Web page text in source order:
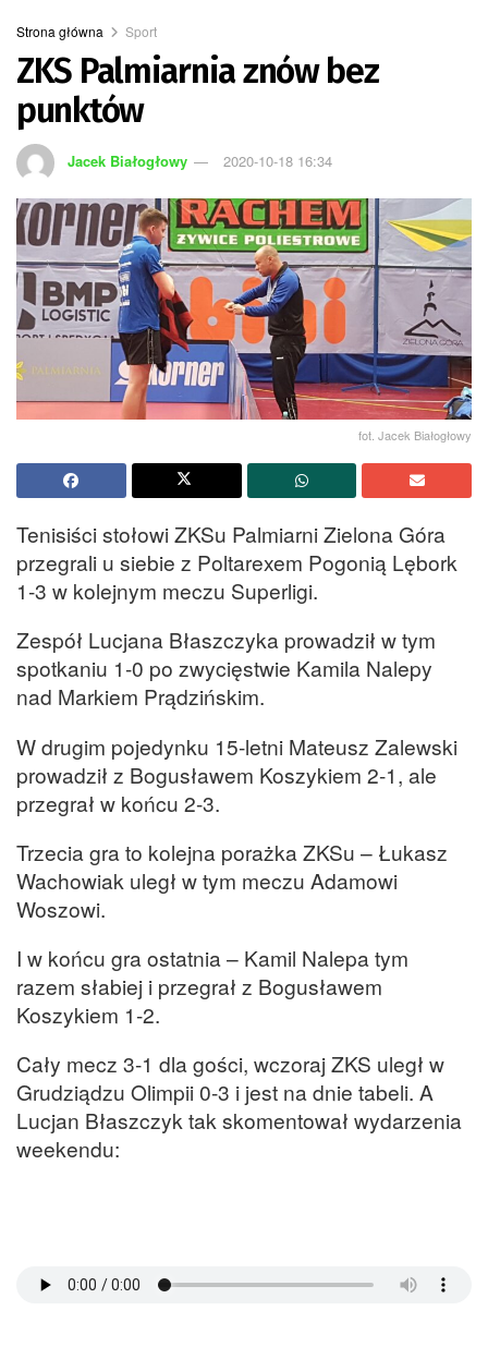
Strona główna Sport
ZKS Palmiarnia znów bez
punktów
Jacek Białogłowy 2020-10-18 16:34
fot. Jacek Białogłowy
Tenisiści stołowi ZKSu Palmiarni Zielona Góra
przegrali u siebie z Poltarexem Pogonią Lębork
1-3 w kolejnym meczu Superligi.
Zespół Lucjana Błaszczyka prowadził w tym
spotkaniu 1-0 po zwycięstwie Kamila Nalepy
nad Markiem Prądzińskim.
W drugim pojedynku 15-letni Mateusz Zalewski
prowadził z Bogusławem Koszykiem 2-1, ale
przegrał w końcu 2-3.
Trzecia gra to kolejna porażka ZKSu – Łukasz
Wachowiak uległ w tym meczu Adamowi
Woszowi.
I w końcu gra ostatnia – Kamil Nalepa tym
razem słabiej i przegrał z Bogusławem
Koszykiem 1-2.
Cały mecz 3-1 dla gości, wczoraj ZKS uległ w
Grudziądzu Olimpii 0-3 i jest na dnie tabeli. A
Lucjan Błaszczyk tak skomentował wydarzenia
weekendu: